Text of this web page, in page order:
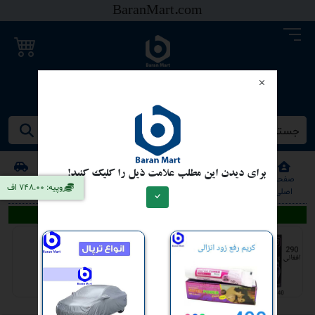
BaranMart.com
جستجو کنید/ همه چیز در باران مارت
صفحه
اصلی
خانه
خانه
خانه
گروی
موتر
موترسایکل
فروشی
سایر
تومان: 0.38 اف
کاندوم خاردار
برای دیدن این مطلب علامت ذیل را کلیک کنید!